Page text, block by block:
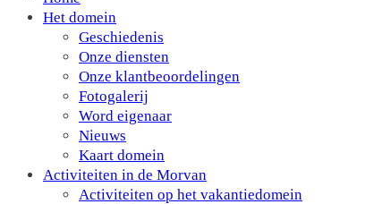
Het domein
Geschiedenis
Onze diensten
Onze klantbeoordelingen
Fotogalerij
Word eigenaar
Nieuws
Kaart domein
Activiteiten in de Morvan
Activiteiten op het vakantiedomein